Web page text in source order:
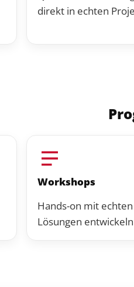
direkt in echten
Workshops
Hands-on mit
Lösungen